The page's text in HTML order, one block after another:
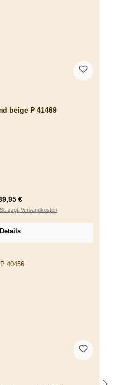
beige P 41469
Preis:
€
zzgl. Versandkosten
Details